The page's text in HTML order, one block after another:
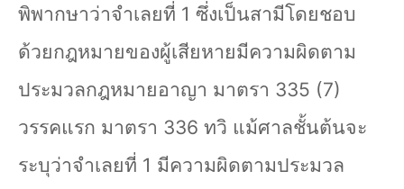
พิพากษาว่าจำเลยที่ 1 ซึ่งเป็นสามีโดยชอบ
ด้วยกฎหมายของผู้เสียหายมีความผิดตาม
ประมวลกฎหมายอาญา มาตรา 335 (7)
วรรคแรก มาตรา 336 ทวิ แม้ศาลชั้นต้นจะ
ระบุว่าจำเลยที่ 1 มีความผิดตามประมวล